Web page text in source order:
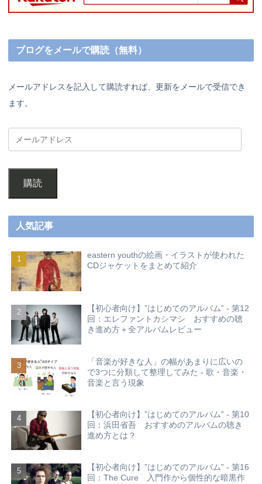
ブログをメールで購読（無料）
メールアドレスを記入して購読すれば、更新をメールで受信でき
ます。
購読
人気記事
eastern youthの絵画・イラストが使われた
CDジャケットをまとめて紹介
【初心者向け】”はじめてのアルバム” - 第12
回：エレファントカシマシ おすすめの聴
き進め方＋全アルバムレビュー
「音楽が好きな人」の幅があまりに広いの
で3つに分類して整理してみた - 歌・音楽・
音楽と言う現象
【初心者向け】”はじめてのアルバム” - 第10
回：浜田省吾 おすすめのアルバムの聴き
進め方とは？
【初心者向け】”はじめてのアルバム” - 第16
回：The Cure 入門作から個性的な暗黒作